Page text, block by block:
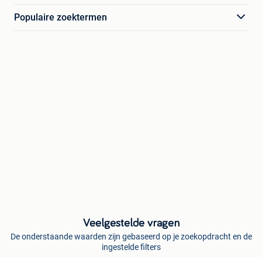
Populaire zoektermen
Veelgestelde vragen
De onderstaande waarden zijn gebaseerd op je zoekopdracht en de
ingestelde filters